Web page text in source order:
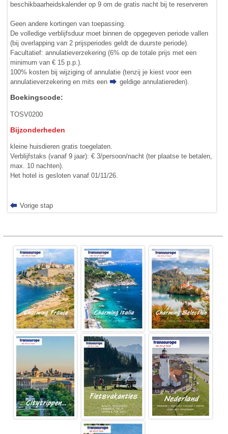
beschikbaarheidskalender op 9 om de gratis nacht bij te reserveren
Geen andere kortingen van toepassing.
De volledige verblijfsduur moet binnen de opgegeven periode vallen
(bij overlapping van 2 prijsperiodes geldt de duurste periode).
Facultatief: annulatieverzekering (6% op de totale prijs met een
minimum van € 15 p.p.).
100% kosten bij wijziging of annulatie (tenzij je kiest voor een
annulatieverzekering en mits een
geldige annulatiereden).
Boekingscode:
TOSV0200
Bijzonderheden
kleine huisdieren gratis toegelaten.
Verblijfstaks (vanaf 9 jaar): € 3/persoon/nacht (ter plaatse te betalen,
max. 10 nachten).
Het hotel is gesloten vanaf 01/11/26.
Vorige stap